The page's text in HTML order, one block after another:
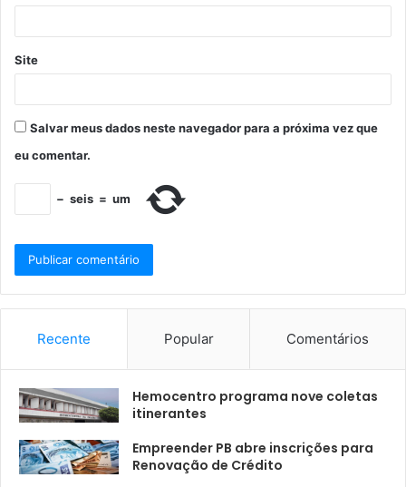
Site
Salvar meus dados neste navegador para a próxima vez que
eu comentar.
− seis = um
Recente Popular Comentários
Hemocentro programa nove coletas
itinerantes
Empreender PB abre inscrições para
Renovação de Crédito